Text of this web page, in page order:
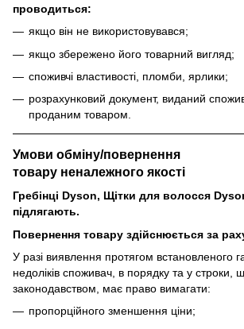
проводиться:
якщо він не використовувався;
якщо збережено його товарний вигляд;
споживчі властивості, пломби, ярлики;
розрахунковий документ, виданий
проданим товаром.
Умови обміну/повернення
товару неналежного якості
Гребінці Dyson, Щітки для волосся
підлягають.
Повернення товару здійснюється за
У разі виявлення протягом встановленого
недоліків споживач, в порядку та у строки,
законодавством, має право вимагати:
пропорційного зменшення ціни;